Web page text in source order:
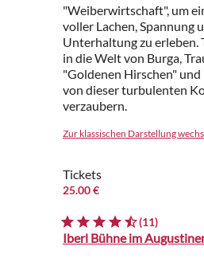
"Weiberwirtschaft", um
voller Lachen, Spannung
Unterhaltung zu erleben.
in die Welt von Burga,
"Goldenen Hirschen" und
von dieser turbulenten
verzaubern.
Zur klassischen Darstellung
Tickets
25.00 €
(11)